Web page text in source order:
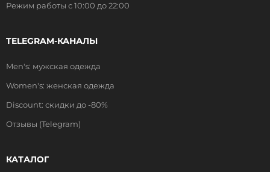
Режим работы с 10:00 до 22:00
TELEGRAM-КАНАЛЫ
Men's: мужская одежда
Women's: женская одежда
Discount: скидки до -80%
Отзывы (Telegram)
КАТАЛОГ